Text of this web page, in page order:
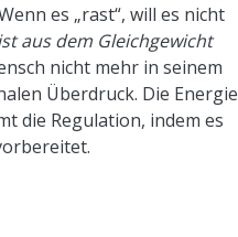
es „rast“, will es nicht
aus dem Gleichgewicht
nicht mehr in seinem
Überdruck. Die Energie
die Regulation, indem es